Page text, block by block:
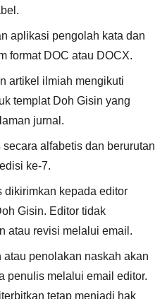
aplikasi pengolah kata dan
format DOC atau DOCX.
artikel ilmiah mengikuti
templat Doh Gisin yang
jurnal.
alfabetis dan berurutan
ke-7.
dikirimkan kepada editor
Gisin. Editor tidak
atau revisi melalui email.
atau penolakan naskah akan
penulis melalui email editor.
tetap menjadi hak